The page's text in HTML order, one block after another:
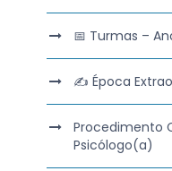
📅 Turmas –
✍️ Época
Procedimento
Psicólogo(a)